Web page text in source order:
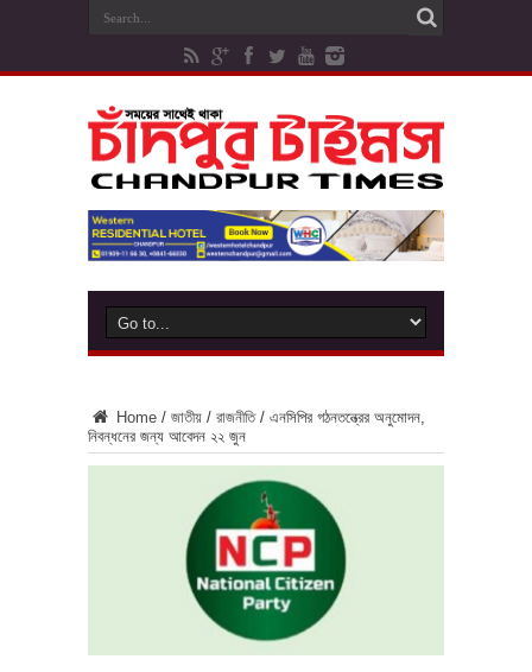
Home / জাতীয় / রাজনীতি / এনসিপির গঠনতন্ত্রের অনুমোদন,
নিবন্ধনের জন্য আবেদন ২২ জুন